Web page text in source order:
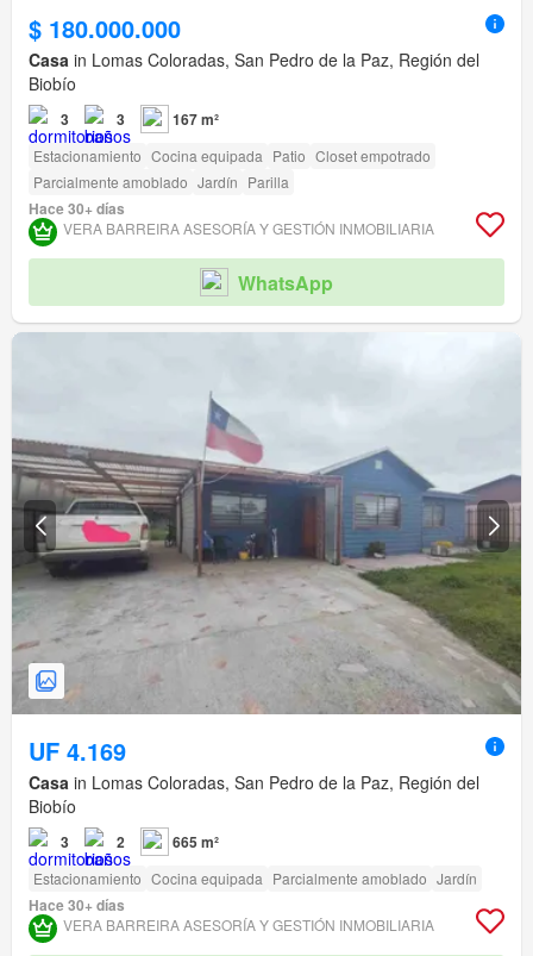
$ 180.000.000
Casa in Lomas Coloradas, San Pedro de la Paz, Región del
Biobío
3 3 167 m²
Estacionamiento Cocina equipada Patio Closet empotrado
Parcialmente amoblado Jardín Parilla
Hace 30+ días
VERA BARREIRA ASESORÍA Y GESTIÓN INMOBILIARIA
WhatsApp
UF 4.169
Casa in Lomas Coloradas, San Pedro de la Paz, Región del
Biobío
3 2 665 m²
Estacionamiento Cocina equipada Parcialmente amoblado Jardín
Hace 30+ días
VERA BARREIRA ASESORÍA Y GESTIÓN INMOBILIARIA